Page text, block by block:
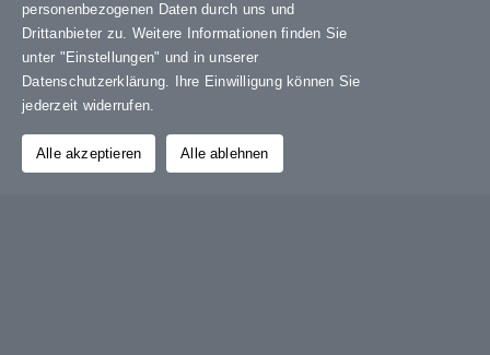
E-
Mail
Über den Autor:Grafik-Design-Jutta-Sucker
personenbezogenen Daten durch uns und
Drittanbieter zu. Weitere Informationen finden Sie
unter "Einstellungen" und in unserer
Datenschutzerklärung. Ihre Einwilligung können Sie
jederzeit widerrufen.
Alle akzeptieren Alle ablehnen